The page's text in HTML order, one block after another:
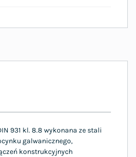
931 kl. 8.8 wykonana ze stali
galwanicznego,
konstrukcyjnych